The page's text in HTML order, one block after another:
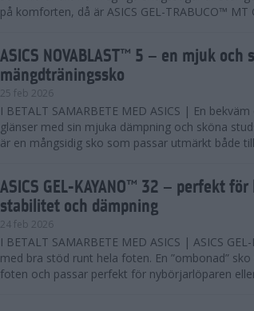
på komforten, då är ASICS GEL-TRABUCO™ MT
ASICS NOVABLAST™ 5 – en mjuk och
mängdträningssko
25 feb 2026
I BETALT SAMARBETE MED ASICS | En
glänser med sin mjuka dämpning och sköna
är en mångsidig sko som passar utmärkt både
ASICS GEL-KAYANO™ 32 – perfekt
stabilitet och dämpning
24 feb 2026
I BETALT SAMARBETE MED ASICS | ASICS
med bra stöd runt hela foten. En ”ombonad”
foten och passar perfekt för nybörjarlöparen